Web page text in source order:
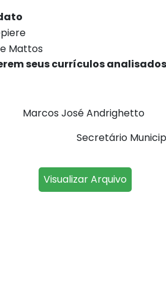
Mattos
seus currículos
José Andrighetto
Municipal da
Visualizar Arquivo